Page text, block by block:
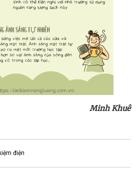
Minh Khuê
điện